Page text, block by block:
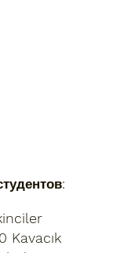
Kavacık